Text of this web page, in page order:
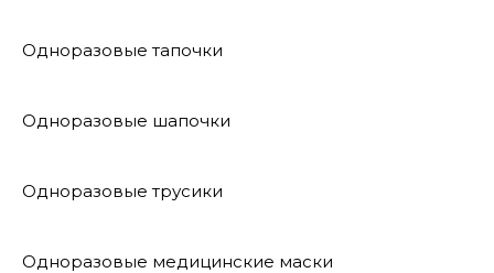
Одноразовые тапочки
Одноразовые шапочки
Одноразовые трусики
Одноразовые медицинские маски